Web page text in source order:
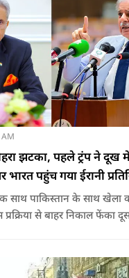
झटका, पहले ट्रंप ने दूख
भारत पहुंच गया ईरानी
साथ पाकिस्तान के साथ खेला
प्रक्रिया से बाहर निकाल फेंका